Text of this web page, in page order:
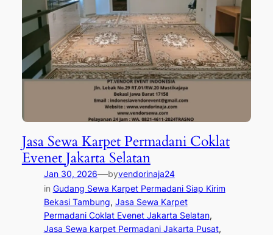
Jasa Sewa Karpet Permadani Coklat
Evenet Jakarta Selatan
Jan 30, 2026—byvendorinaja24
in Gudang Sewa Karpet Permadani Siap Kirim
Bekasi Tambung, Jasa Sewa Karpet
Permadani Coklat Evenet Jakarta Selatan
Jasa Sewa karpet Permadani Jakarta Pusat